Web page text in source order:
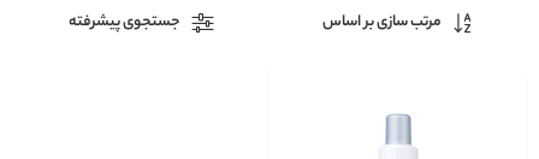
مرتب سازی بر اساس جستجوی پیشرفته